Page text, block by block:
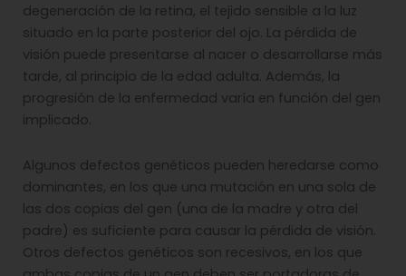
degeneración de la retina, el tejido sensible a la luz
situado en la parte posterior del ojo. La pérdida de
visión puede presentarse al nacer o desarrollarse más
tarde, al principio de la edad adulta. Además, la
progresión de la enfermedad varía en función del gen
implicado.
Algunos defectos genéticos pueden heredarse como
dominantes, en los que una mutación en una sola de
las dos copias del gen (una de la madre y otra del
padre) es suficiente para causar la pérdida de visión.
Otros defectos genéticos son recesivos, en los que